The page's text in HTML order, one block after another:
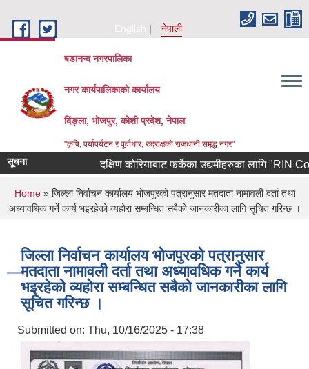
English
नेपाली
षडानन्द नगरपालिका
नगर कार्यपालिकाको कार्यालय
दिंङ्ला, भोजपुर, कोशी प्रदेश, नेपाल
"कृषि, पर्यापर्यटन र पूर्वाधार, रुद्राक्षको राजधानी समृद्ध नगर"
सूचना दक्षिण कोरियाबाट फर्केका उद्यमीहरुका लागि "RIN
You are here
Home» जिल्ला निर्वाचन कार्यालय भोजपुरको पत्रानुसार मतदाता नामावली दर्ता तथा
अध्यावधिक गर्ने कार्य भइरहेको व्यहोरा सम्बन्धित सबैको जानकारीका लागि सूचित गरिन्छ ।
जिल्ला निर्वाचन कार्यालय भोजपुरको पत्रानुसार
मतदाता नामावली दर्ता तथा अध्यावधिक गर्ने कार्य
भइरहेको व्यहोरा सम्बन्धित सबैको जानकारीका लागि
सूचित गरिन्छ ।
Submitted on: Thu, 10/16/2025 - 17:38